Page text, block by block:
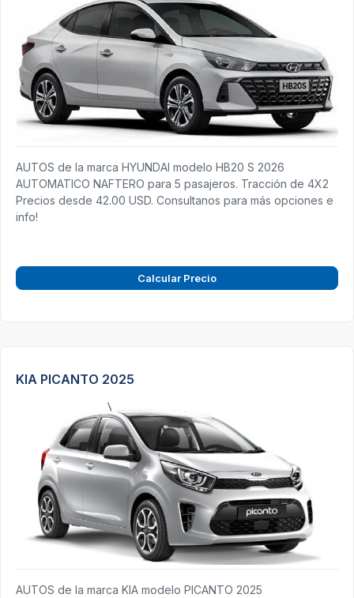
AUTOS de la marca HYUNDAI modelo HB20 S 2026
AUTOMATICO NAFTERO para 5 pasajeros. Tracción de 4X2
Precios desde 42.00 USD. Consultanos para más opciones e
info!
Calcular Precio
KIA PICANTO 2025
AUTOS de la marca KIA modelo PICANTO 2025